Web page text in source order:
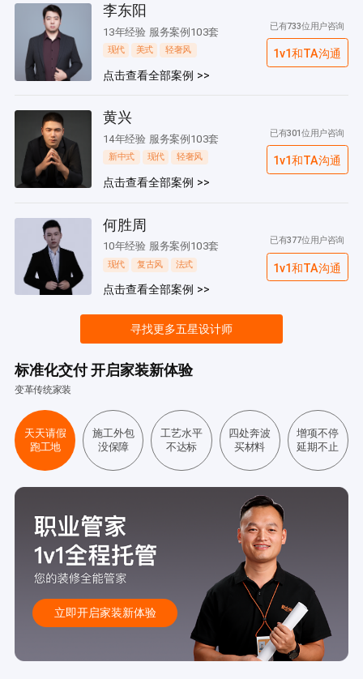
李东阳
13年经验 服务案例103套
现代 美式 轻奢风
点击查看全部案例 >>
已有733位用户咨询
1v1和TA沟通
黄兴
14年经验 服务案例103套
新中式 现代 轻奢风
点击查看全部案例 >>
已有301位用户咨询
1v1和TA沟通
何胜周
10年经验 服务案例103套
现代 复古风 法式
点击查看全部案例 >>
已有377位用户咨询
1v1和TA沟通
寻找更多五星设计师
标准化交付 开启家装新体验
变革传统家装
天天请假
跑工地
施工外包
没保障
工艺水平
不达标
四处奔波
买材料
增项不停
延期不止
立即开启家装新体验